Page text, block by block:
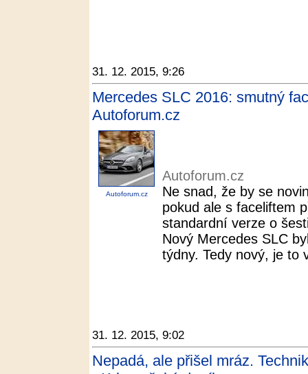
31. 12. 2015, 9:26
Mercedes SLC 2016: smutný
Autoforum.cz
Autoforum.cz
Autoforum.cz
Ne snad, že by se
pokud ale s faceliftem
standardní verze o
Nový Mercedes SLC
týdny. Tedy nový, je to
31. 12. 2015, 9:02
Nepadá, ale přišel mráz.